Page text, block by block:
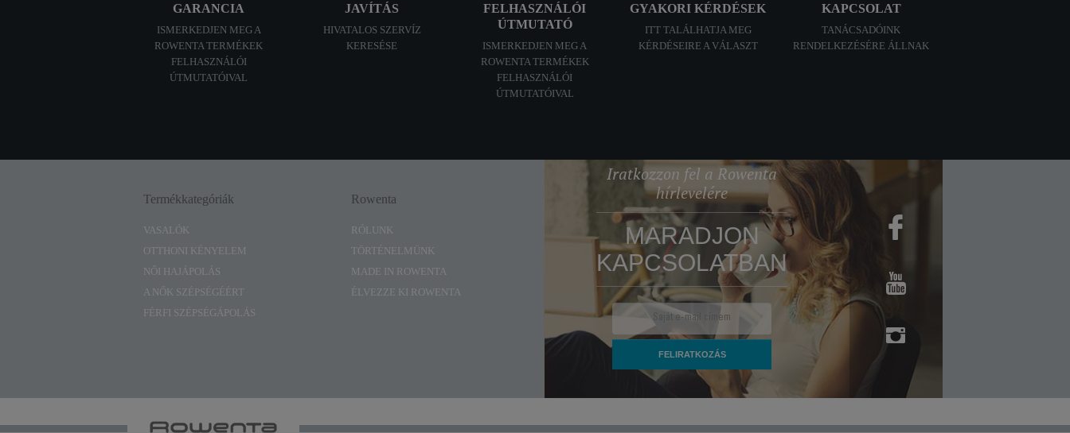
GARANCIA
ISMERKEDJEN MEG A
ROWENTA TERMÉKEK
FELHASZNÁLÓI
ÚTMUTATÓIVAL
JAVÍTÁS
HIVATALOS SZERVÍZ
KERESÉSE
FELHASZNÁLÓI
ÚTMUTATÓ
ISMERKEDJEN MEG A
ROWENTA TERMÉKEK
FELHASZNÁLÓI
ÚTMUTATÓIVAL
GYAKORI KÉRDÉSEK
ITT TALÁLHATJA MEG
KÉRDÉSEIRE A VÁLASZT
KAPCSOLAT
TANÁCSADÓINK
RENDELKEZÉSÉRE ÁLLNAK
Termékkategóriák
VASALÓK
OTTHONI KÉNYELEM
NŐI HAJÁPOLÁS
A NŐK SZÉPSÉGÉÉRT
FÉRFI SZÉPSÉGÁPOLÁS
Rowenta
RÓLUNK
TÖRTÉNELMÜNK
MADE IN ROWENTA
ÉLVEZZE KI ROWENTA
Iratkozzon fel a Rowenta
hírlevelére
MARADJON
KAPCSOLATBAN